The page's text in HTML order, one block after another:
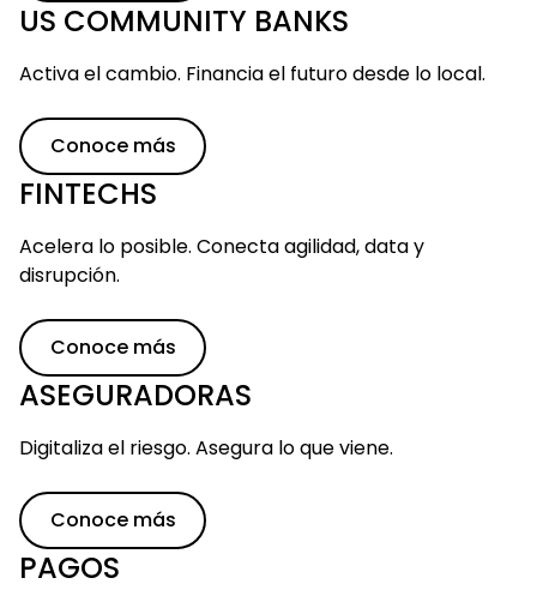
US COMMUNITY BANKS
Activa el cambio. Financia el futuro desde lo local.
Conoce más
FINTECHS
Acelera lo posible. Conecta agilidad, data y
disrupción.
Conoce más
ASEGURADORAS
Digitaliza el riesgo. Asegura lo que viene.
Conoce más
PAGOS